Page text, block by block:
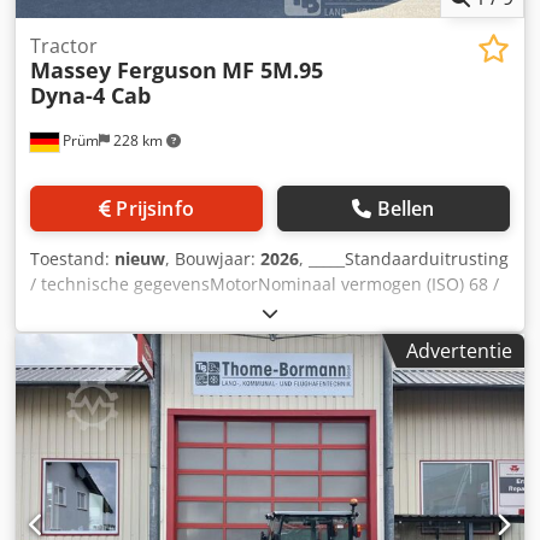
Prüm 228 km
Tractor
Massey Ferguson MF 5M.95
Dyna-4 Cab
Prijsinfo Bellen
Toestand: nieuw, Bouwjaar: 2026, _____Standaarduitrusting
/ technische gegevensMotorNominaal vermogen (ISO) 68 /
90 kW / pk bij 2200 tpmMaximaal vermogen 71 / 95 kW / pk
bij 2000 tpmMaximaal koppel 405 Nm bij 1500
tpmFabrikant / type: Agco Power / AP 44MBTN-D5Schone
motor, 4 cilinders / 4,4 l, 4 kleppen, STAGE 5Geregelde
турбонаддув, SCR-katalysatorDOC-
dieseloxidatiekatalysatorSCR-roetdeeltjeskata
lysatorMotorkap - in één stuk opklapbaarUitlaat aan de
rechterkant voor de cabineBrandstoftankinhoud 198 liter /
AdBlue 18 literVersnellingsbak / aftakas16/16-
Advertentie